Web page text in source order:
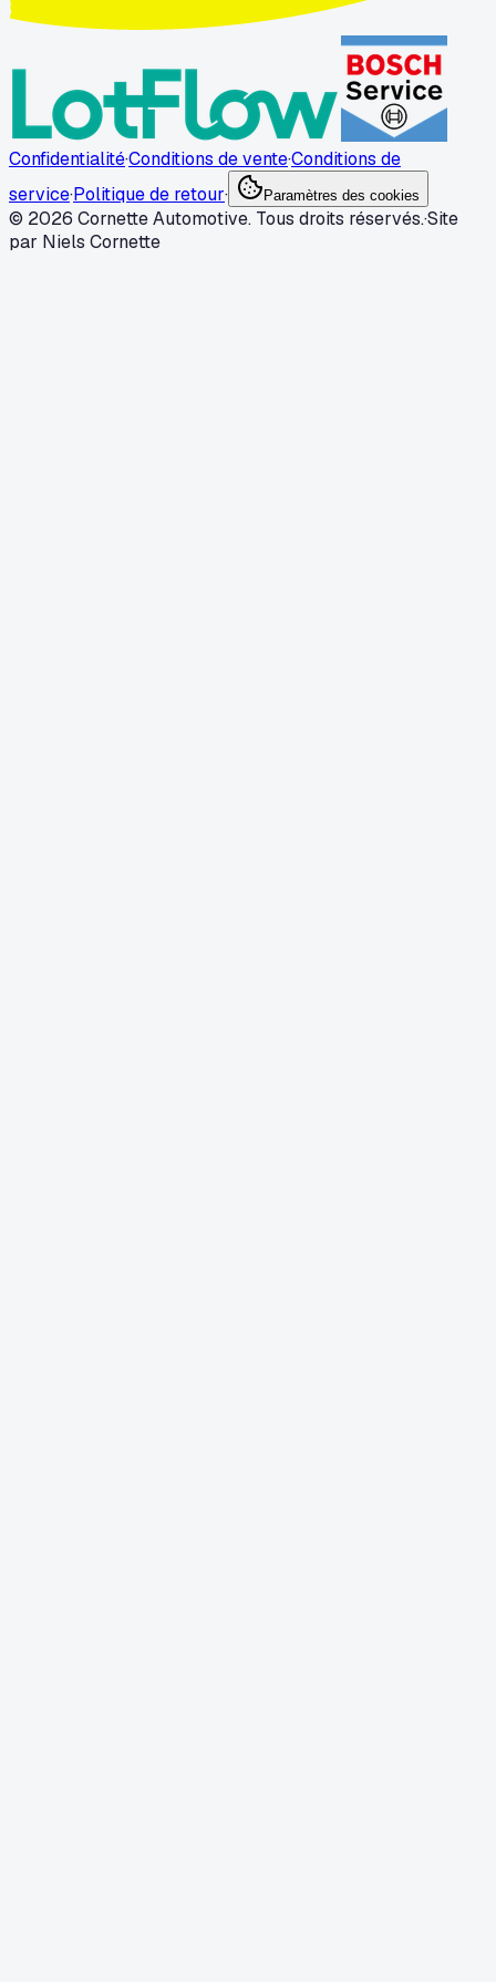
Confidentialité·Conditions de vente·Conditions de
service·Politique de retour· Paramètres des cookies
© 2026 Cornette Automotive. Tous droits réservés.·Site
par Niels Cornette